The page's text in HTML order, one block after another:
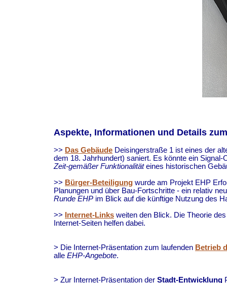
Aspekte, Informationen und Details
>> Das Gebäude Deisingerstraße 1 ist eines der
dem 18. Jahrhundert) saniert. Es könnte ein
Zeit-gemäßer Funktionalitäteines historischen
>> Bürger-Beteiligung wurde am Projekt EHP
Planungen und über Bau-Fortschritte - ein relativ
Runde EHP im Blick auf die künftige Nutzung des
>>
Internet-Links weiten den Blick. Die Theorie
Internet-Seiten helfen dabei.
> Die Internet-Präsentation zum laufenden Betrieb
alle EHP-Angebote.
> Zur Internet-Präsentation der Stadt-Entwicklung